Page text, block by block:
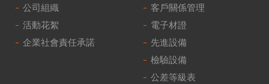
公司組織
活動花絮
企業社會責任承諾
客戶關係管理
電子材證
先進設備
檢驗設備
公差等級表